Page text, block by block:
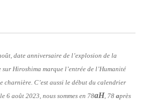
date anniversaire de l’explosion de la
sur Hiroshima marque l’entrée de l’Humanité
charnière. C’est aussi le début du calendrier
6 août 2023, nous sommes en 78aH , 78 après